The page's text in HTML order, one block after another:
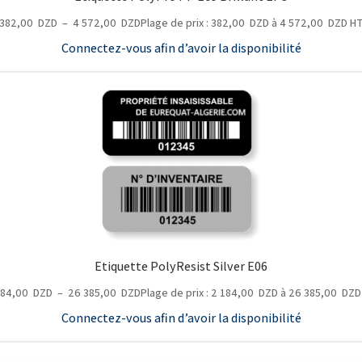
DZD – 4 572,00 DZDPlage de prix : 382,00 DZD à 4 572,00 DZD
Connectez-vous afin d’avoir la disponibilité
Etiquette PolyResist Silver E06
DZD – 26 385,00 DZDPlage de prix : 2 184,00 DZD à 26 385,00 DZD
Connectez-vous afin d’avoir la disponibilité